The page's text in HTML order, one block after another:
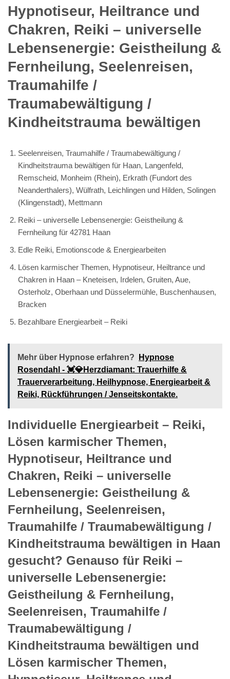
Bezahlbare Energiearbeit – Reiki
Mehr über Hypnose erfahren?
Rosendahl - 💓️💎Herzdiamant: Trauerhilfe &
Trauerverarbeitung, Heilhypnose, Energiearbeit &
Individuelle Energiearbeit – Reiki,
Hypnotiseur, Heiltrance und
Chakren, Reiki – universelle
Lebensenergie: Geistheilung &
Fernheilung, Seelenreisen,
Traumahilfe / Traumabewältigung /
Kindheitstrauma bewältigen in Haan
universelle Lebensenergie:
Geistheilung & Fernheilung,
Seelenreisen, Traumahilfe /
Traumabewältigung /
Kindheitstrauma bewältigen und
Lösen karmischer Themen,
Hypnotiseur, Heiltrance und
Chakren sind wir Ihr Experte
Ein Produkt mit äußerst erfolgreichen Dienstleistungen ist
Energiearbeit – Reiki und Lösen karmischer Themen,
Hypnotiseur, Heiltrance und Chakren ebenso wie
Seelenreisen, Traumahilfe / Traumabewältigung /
Kindheitstrauma bewältigen, Reiki – universelle
Lebensenergie: Geistheilung & Fernheilung
. Mit besseren
Funktionen werden Sie keine Produkte entdecken. Bedeutend
weniger Wege haben oft weitere Betriebe und Zulieferer bei
Abnehmer, da die Artikel der Reiki, Emotionscode &
Energiearbeiten die allerbesten Argumente haben.
Reiki, Emotionscode &
Energiearbeiten für Haan, ganz
nach Ihren individuellen
Wünschen.
Nach Reiki, Emotionscode & Energiearbeiten, die vollkommen
auf Ihren individuellen Bedarf angepasst sind, sind Sie bereits